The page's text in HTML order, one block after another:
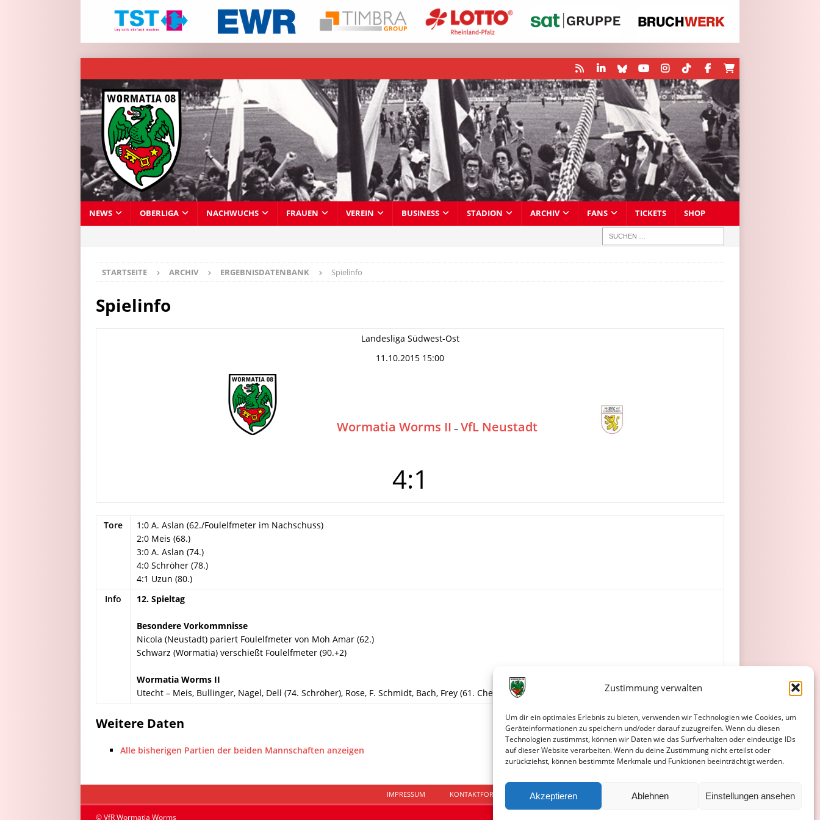
Zustimmung verwalten
Um dir ein optimales Erlebnis zu bieten, verwenden wir Technologien wie Cookies, um
Geräteinformationen zu speichern und/oder darauf zuzugreifen. Wenn du diesen
Technologien zustimmst, können wir Daten wie das Surfverhalten oder eindeutige IDs
auf dieser Website verarbeiten. Wenn du deine Zustimmung nicht erteilst oder
zurückziehst, können bestimmte Merkmale und Funktionen beeinträchtigt werden.
Akzeptieren Ablehnen Einstellungen ansehen
NEWS OBERLIGA NACHWUCHS FRAUEN VEREIN BUSINESS STADION ARCHIV FANS TICKETS SHOP
STARTSEITE ARCHIV ERGEBNISDATENBANK Spielinfo
Spielinfo
Landesliga Südwest-Ost
11.10.2015 15:00
Wormatia Worms II – VfL Neustadt
4:1
Tore
1:0 A. Aslan (62./Foulelfmeter im Nachschuss)
2:0 Meis (68.)
3:0 A. Aslan (74.)
4:0 Schröher (78.)
4:1 Uzun (80.)
Info
12. Spieltag
Besondere Vorkommnisse
Nicola (Neustadt) pariert Foulelfmeter von Moh Amar (62.)
Schwarz (Wormatia) verschießt Foulelfmeter (90.+2)
Wormatia Worms II
Utecht – Meis, Bullinger, Nagel, Dell (74. Schröher), Rose, F. Schmidt, Bach, Frey (61. Chehab), Moh Amar, A. Aslan (74. D. Schwarz).
Weitere Daten
Alle bisherigen Partien der beiden Mannschaften anzeigen
IMPRESSUM KONTAKTFORMULAR DATENSCHUTZERKLÄRUNG COOKIE-RICHTLINIE (EU)
© VfR Wormatia Worms